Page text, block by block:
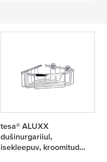
tesa® ALUXX
dušinurgariiul,
isekleepuv, kroomitud